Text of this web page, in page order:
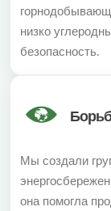
низко
безопасность.
Мы создали
она помогла